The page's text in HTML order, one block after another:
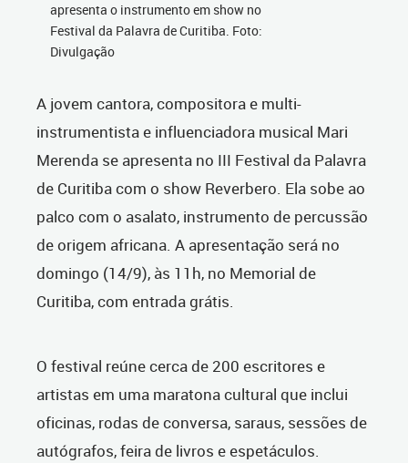
apresenta o instrumento em show no
Festival da Palavra de Curitiba. Foto:
Divulgação
A jovem cantora, compositora e multi-
instrumentista e influenciadora musical Mari
Merenda se apresenta no III Festival da Palavra
de Curitiba com o show Reverbero. Ela sobe ao
palco com o asalato, instrumento de percussão
de origem africana. A apresentação será no
domingo (14/9), às 11h, no Memorial de
Curitiba, com entrada grátis.
O festival reúne cerca de 200 escritores e
artistas em uma maratona cultural que inclui
oficinas, rodas de conversa, saraus, sessões de
autógrafos, feira de livros e espetáculos.